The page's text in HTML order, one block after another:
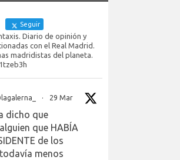
Seguir
Diario de opinión y
con el Real Madrid.
madridistas del planeta.
· 29 Mar
dicho que
que HABÍA
de los
menos